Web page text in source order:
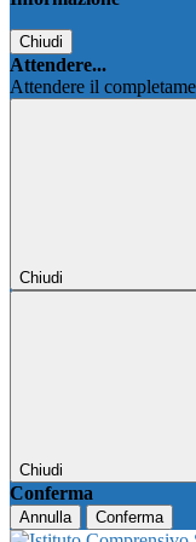
Chiudi
Attendere...
Attendere il
Chiudi
Chiudi
Conferma
Annulla Conferma